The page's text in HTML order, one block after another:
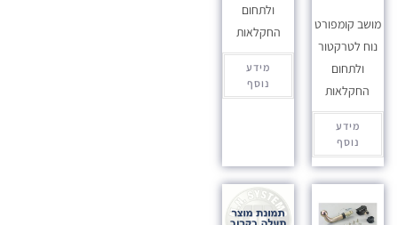
מושב קומפורט
נוח לטרקטור
ולתחום
החקלאות
מידע
נוסף
ולתחום
החקלאות
מידע
נוסף